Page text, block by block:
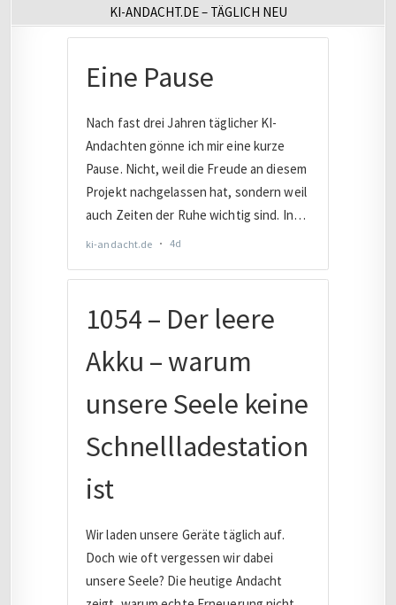
KI-ANDACHT.DE – TÄGLICH NEU